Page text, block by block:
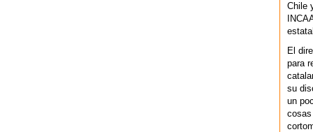
Chile
El
para
su
un
cosas